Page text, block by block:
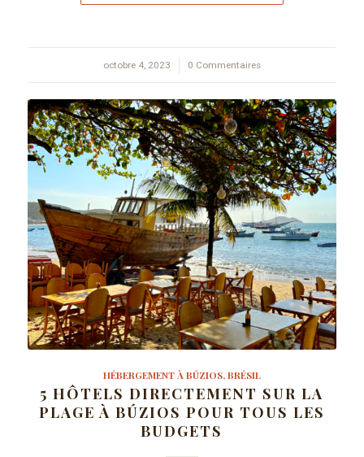
octobre 4, 2023
/ 0 Commentaires
HÉBERGEMENT À BÚZIOS, BRÉSIL
5 HÔTELS DIRECTEMENT SUR LA
PLAGE À BÚZIOS POUR TOUS LES
BUDGETS